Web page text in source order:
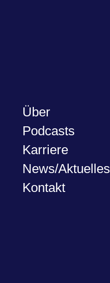
Über
Podcasts
Karriere
News/Aktuelles
Kontakt